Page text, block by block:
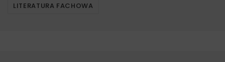
LITERATURA FACHOWA